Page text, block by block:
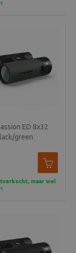
ED 8x32
green
maar wel